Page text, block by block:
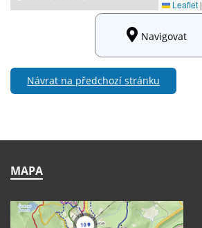
Navigovat
Návrat na předchozí stránku
MAPA